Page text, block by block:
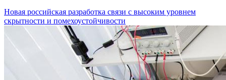
Новая российская разработка связи с высоким уровнем
скрытности и помехоустойчивости